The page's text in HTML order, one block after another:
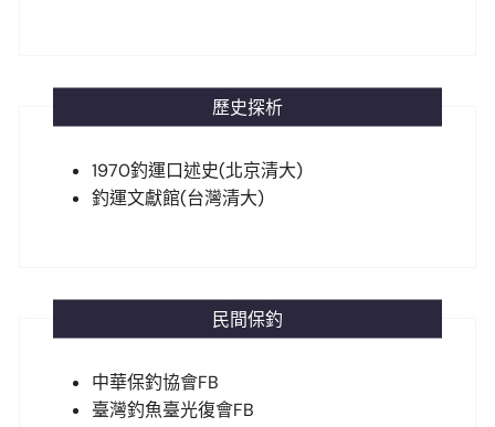
歷史探析
1970釣運口述史(北京清大)
釣運文獻館(台灣清大)
民間保釣
中華保釣協會FB
臺灣釣魚臺光復會FB